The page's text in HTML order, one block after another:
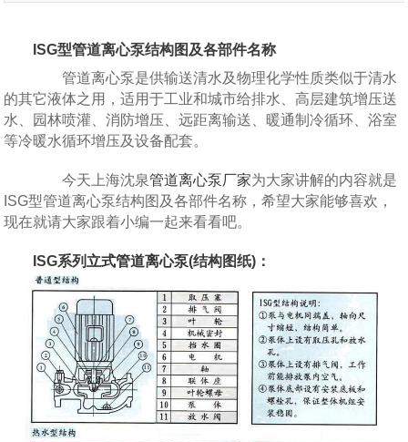
ISG型管道离心泵结构图及各部件名称
管道离心泵是供输送清水及物理化学性质类似于清水
的其它液体之用，适用于工业和城市给排水、高层建筑增压送
水、园林喷灌、消防增压、远距离输送、暖通制冷循环、浴室
等冷暖水循环增压及设备配套。
今天上海沈泉管道离心泵厂家为大家讲解的内容就是
ISG型管道离心泵结构图及各部件名称，希望大家能够喜欢，
现在就请大家跟着小编一起来看看吧。
ISG系列 立式管道离心泵(结构图纸)：